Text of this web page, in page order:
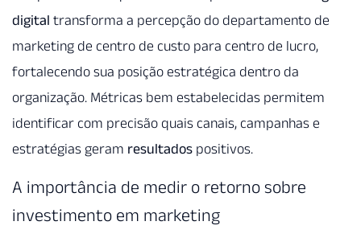
digital transforma a percepção do departamento de
marketing de centro de custo para centro de lucro,
fortalecendo sua posição estratégica dentro da
organização. Métricas bem estabelecidas permitem
identificar com precisão quais canais, campanhas e
estratégias geram resultados positivos.
A importância de medir o retorno sobre
investimento em marketing